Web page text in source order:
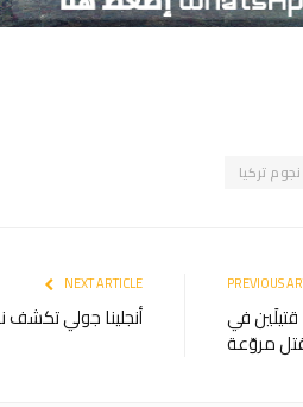
نجوم تركيا
في
مروّعة
NEXT ARTICLE
أنجلينا جولي